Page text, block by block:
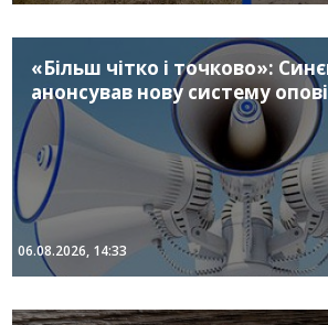
«Більш чітко і точково»:
анонсував нову систему
06.08.2026, 14:33